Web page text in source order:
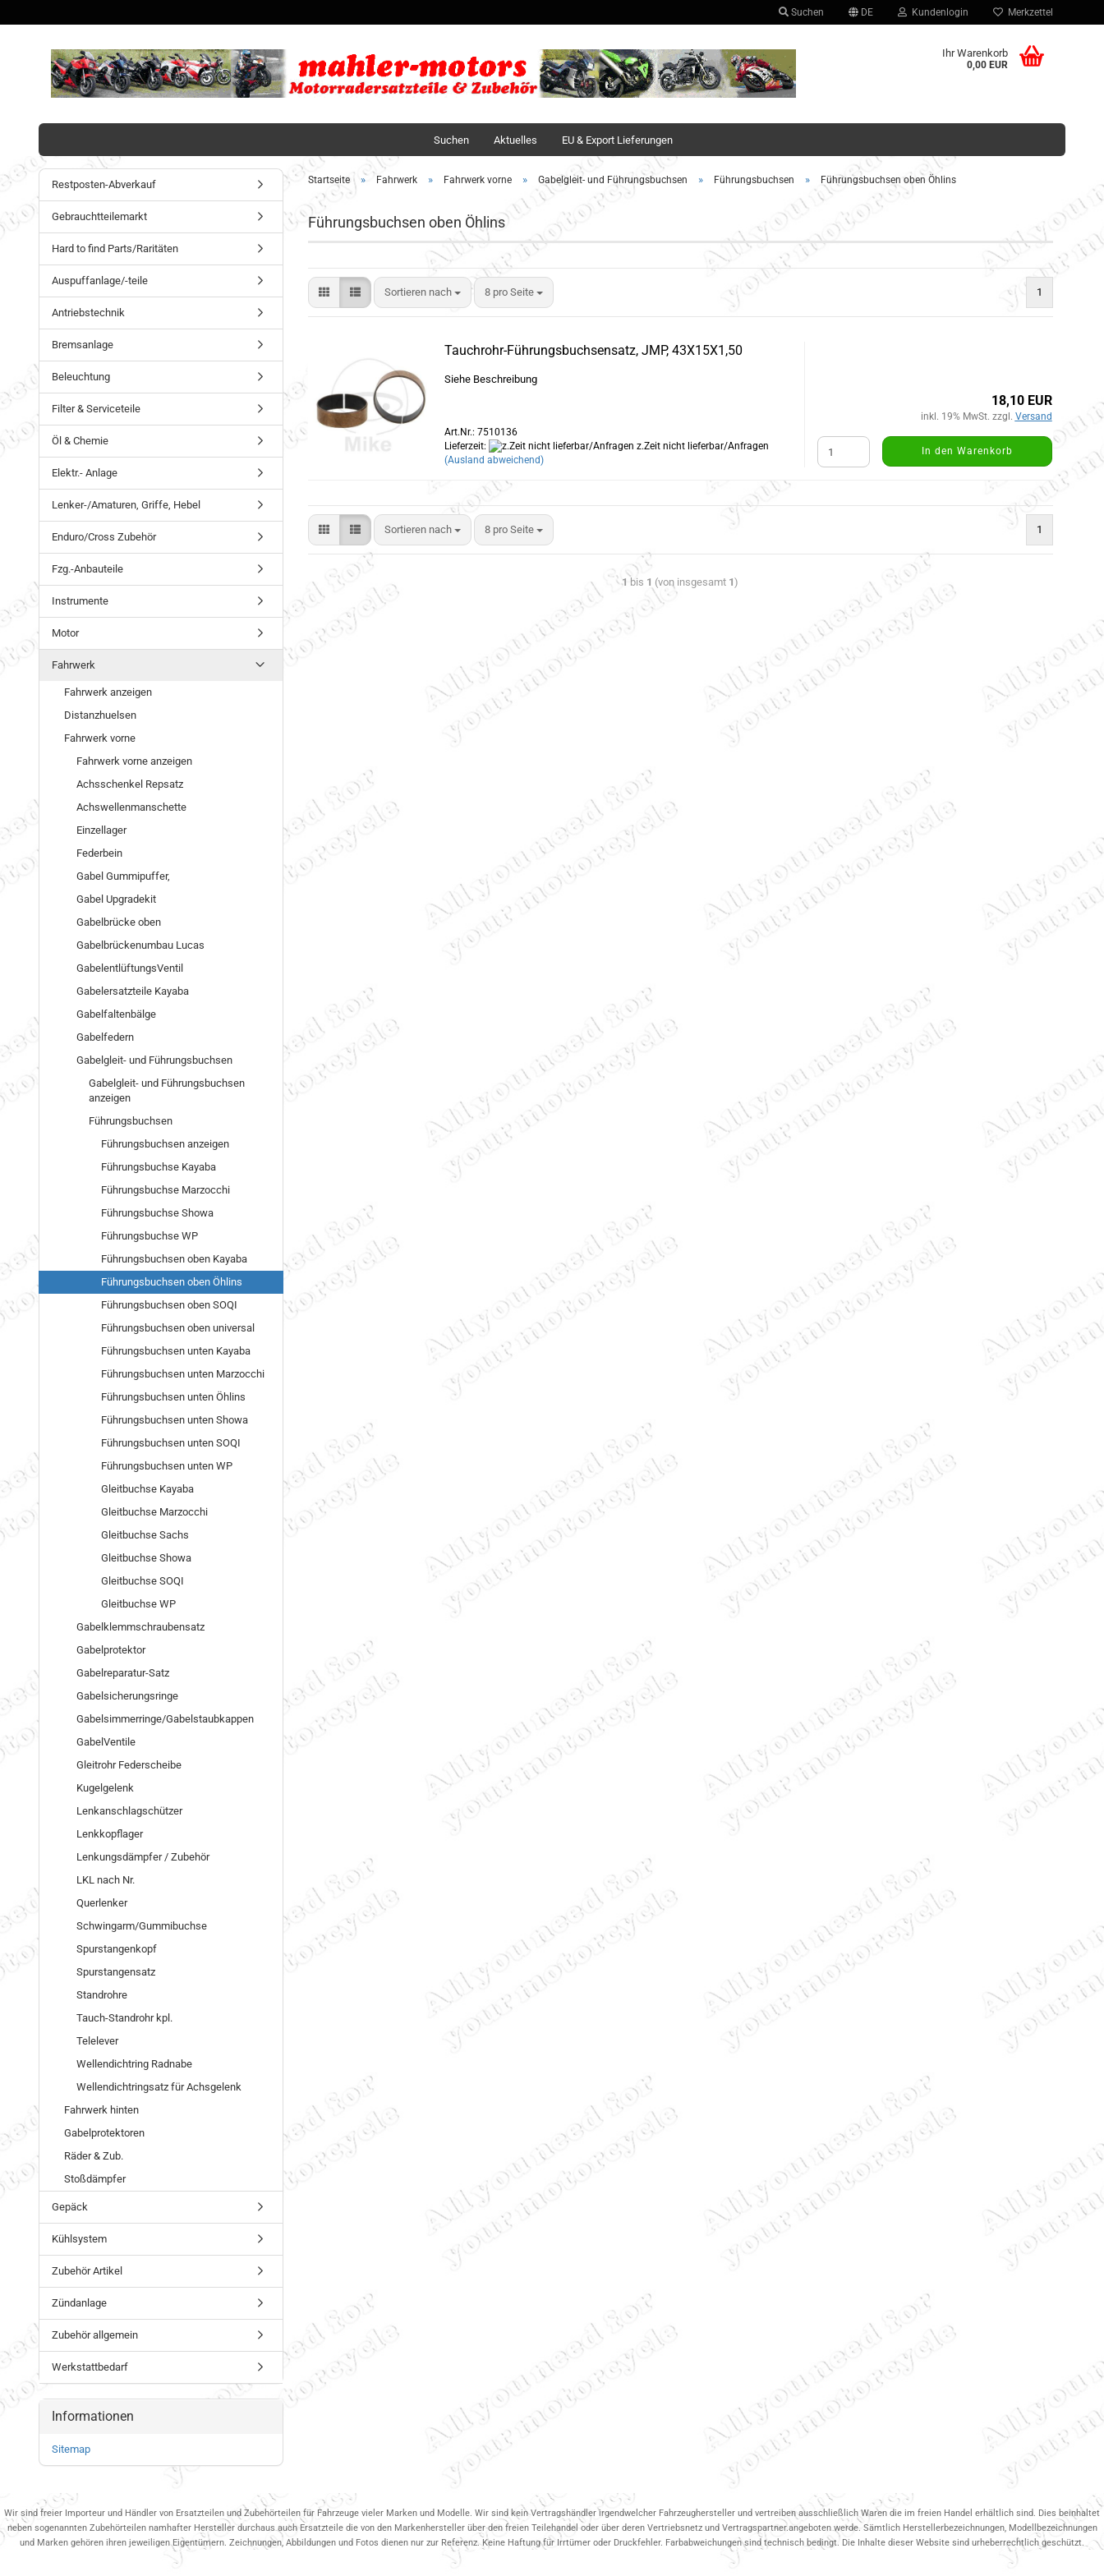
Suchen DE
Sprache auswählen
Kundenlogin
Konto erstellen
Passwort vergessen?
Merkzettel
Ihr Warenkorb
0,00 EUR
Suchen Aktuelles EU & Export Lieferungen
Startseite » Fahrwerk » Fahrwerk vorne » Gabelgleit- und Führungsbuchsen » Führungsbuchsen » Führungsbuchsen oben Öhlins
Führungsbuchsen oben Öhlins
Sortieren nach 8 pro Seite 1
Tauchrohr-Führungsbuchsensatz, JMP, 43X15X1,50
Siehe Beschreibung
Art.Nr.: 7510136
Lieferzeit:
z.Zeit nicht lieferbar/Anfragen
(Ausland abweichend)
18,10 EUR
inkl. 19% MwSt. zzgl. Versand
In den Warenkorb
Sortieren nach 8 pro Seite 1
1 bis 1 (von insgesamt 1)
Restposten-Abverkauf
Gebrauchtteilemarkt
Hard to find Parts/Raritäten
Auspuffanlage/-teile
Antriebstechnik
Bremsanlage
Beleuchtung
Filter & Serviceteile
Öl & Chemie
Elektr.- Anlage
Lenker-/Amaturen, Griffe, Hebel
Enduro/Cross Zubehör
Fzg.-Anbauteile
Instrumente
Motor
Fahrwerk
Fahrwerk anzeigen
Distanzhuelsen
Fahrwerk vorne
Fahrwerk vorne anzeigen
Achsschenkel Repsatz
Achswellenmanschette
Einzellager
Federbein
Gabel Gummipuffer,
Gabel Upgradekit
Gabelbrücke oben
Gabelbrückenumbau Lucas
GabelentlüftungsVentil
Gabelersatzteile Kayaba
Gabelfaltenbälge
Gabelfedern
Gabelgleit- und Führungsbuchsen
Gabelgleit- und Führungsbuchsen
anzeigen
Führungsbuchsen
Führungsbuchsen anzeigen
Führungsbuchse Kayaba
Führungsbuchse Marzocchi
Führungsbuchse Showa
Führungsbuchse WP
Führungsbuchsen oben Kayaba
Führungsbuchsen oben Öhlins
Führungsbuchsen oben SOQI
Führungsbuchsen oben universal
Führungsbuchsen unten Kayaba
Führungsbuchsen unten Marzocchi
Führungsbuchsen unten Öhlins
Führungsbuchsen unten Showa
Führungsbuchsen unten SOQI
Führungsbuchsen unten WP
Gleitbuchse Kayaba
Gleitbuchse Marzocchi
Gleitbuchse Sachs
Gleitbuchse Showa
Gleitbuchse SOQI
Gleitbuchse WP
Gabelklemmschraubensatz
Gabelprotektor
Gabelreparatur-Satz
Gabelsicherungsringe
Gabelsimmerringe/Gabelstaubkappen
GabelVentile
Gleitrohr Federscheibe
Kugelgelenk
Lenkanschlagschützer
Lenkkopflager
Lenkungsdämpfer / Zubehör
LKL nach Nr.
Querlenker
Schwingarm/Gummibuchse
Spurstangenkopf
Spurstangensatz
Standrohre
Tauch-Standrohr kpl.
Telelever
Wellendichtring Radnabe
Wellendichtringsatz für Achsgelenk
Fahrwerk hinten
Gabelprotektoren
Räder & Zub.
Stoßdämpfer
Gepäck
Kühlsystem
Zubehör Artikel
Zündanlage
Zubehör allgemein
Werkstattbedarf
Informationen
Sitemap
Wir sind freier Importeur und Händler von Ersatzteilen und Zubehörteilen für Fahrzeuge vieler Marken und Modelle. Wir sind kein Vertragshändler irgendwelcher Fahrzeughersteller und vertreiben ausschließlich Waren die im freien Handel erhältlich sind. Dies beinhaltet
neben sogenannten Zubehörteilen namhafter Hersteller durchaus auch Ersatzteile die von den Markenhersteller über den freien Teilehandel oder über deren Vertriebsnetz und Vertragspartner.angeboten werde. Sämtlich Herstellerbezeichnungen, Modellbezeichnungen
und Marken gehören ihren jeweiligen Eigentümern. Zeichnungen, Abbildungen und Fotos dienen nur zur Referenz. Keine Haftung für Irrtümer oder Druckfehler. Farbabweichungen sind technisch bedingt. Die Inhalte dieser Website sind urheberrechtlich geschützt.